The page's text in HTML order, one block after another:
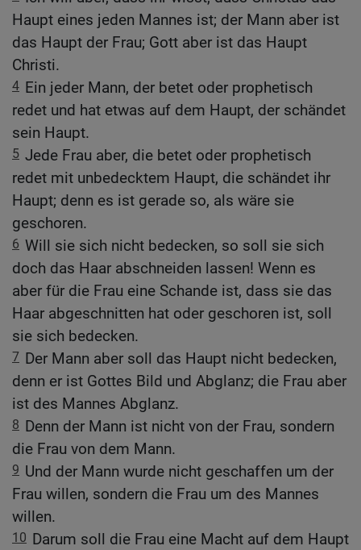
Haupt eines jeden Mannes ist; der Mann aber ist
das Haupt der Frau; Gott aber ist das Haupt
Christi.
4 Ein jeder Mann, der betet oder prophetisch
redet und hat etwas auf dem Haupt, der schändet
sein Haupt.
5 Jede Frau aber, die betet oder prophetisch
redet mit unbedecktem Haupt, die schändet ihr
Haupt; denn es ist gerade so, als wäre sie
geschoren.
6 Will sie sich nicht bedecken, so soll sie sich
doch das Haar abschneiden lassen! Wenn es
aber für die Frau eine Schande ist, dass sie das
Haar abgeschnitten hat oder geschoren ist, soll
sie sich bedecken.
7 Der Mann aber soll das Haupt nicht bedecken,
denn er ist Gottes Bild und Abglanz; die Frau aber
ist des Mannes Abglanz.
8 Denn der Mann ist nicht von der Frau, sondern
die Frau von dem Mann.
9 Und der Mann wurde nicht geschaffen um der
Frau willen, sondern die Frau um des Mannes
willen.
10 Darum soll die Frau eine Macht auf dem Haupt